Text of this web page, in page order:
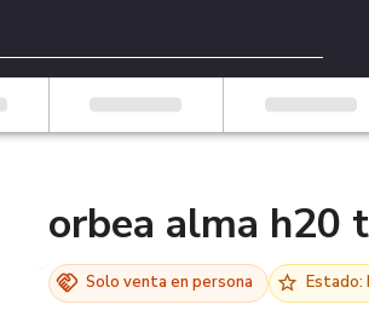
orbea alma h20
Solo venta en persona Estado: